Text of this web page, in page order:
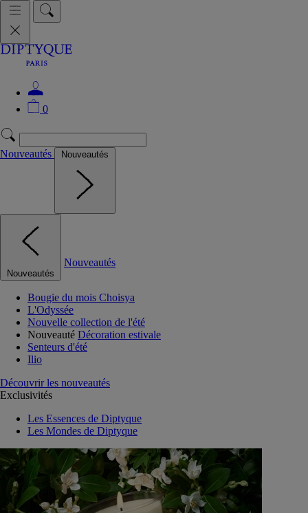
0
Nouveautés Nouveautés
Nouveautés
Nouveautés
Bougie du mois Choisya
L'Odyssée
Nouvelle collection de l'été
Nouveauté Décoration estivale
Senteurs d'été
Ilio
Découvrir les nouveautés
Exclusivités
Les Essences de Diptyque
Les Mondes de Diptyque